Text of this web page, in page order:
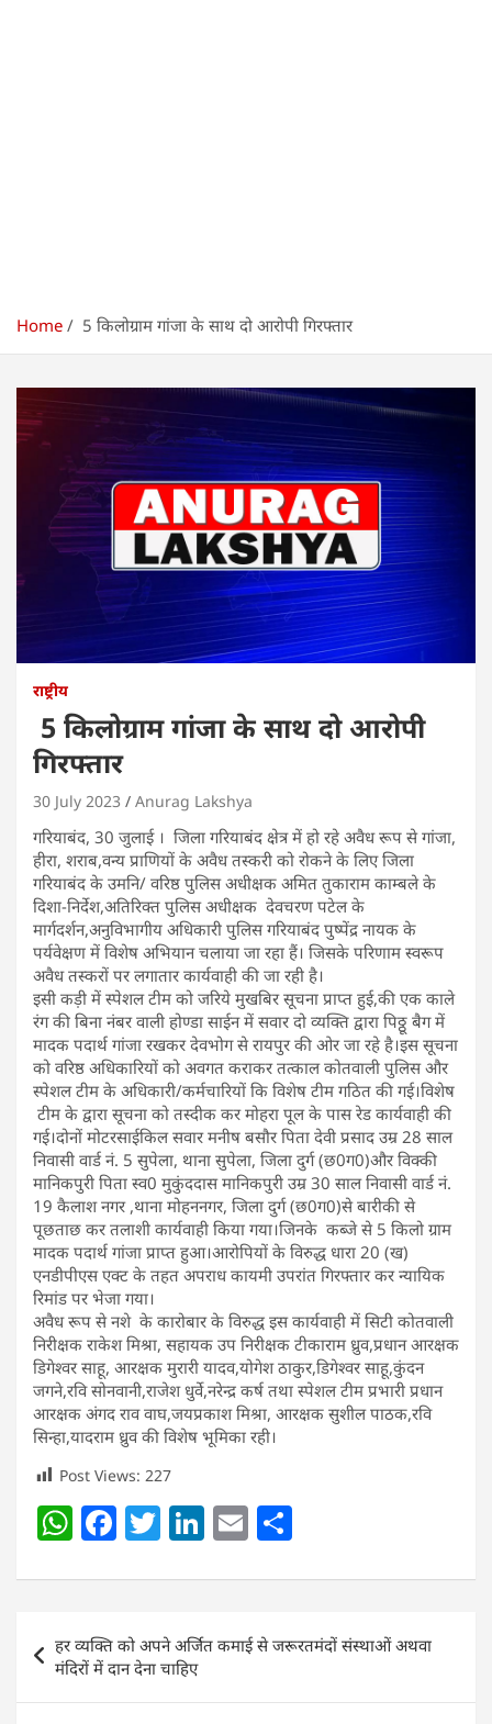
Home 5 किलोग्राम गांजा के साथ दो आरोपी गिरफ्तार
राष्ट्रीय
5 किलोग्राम गांजा के साथ दो आरोपी
गिरफ्तार
30 July 2023 Anurag Lakshya
गरियाबंद, 30 जुलाई । जिला गरियाबंद क्षेत्र में हो रहे अवैध रूप से गांजा,
हीरा, शराब,वन्य प्राणियों के अवैध तस्करी को रोकने के लिए जिला
गरियाबंद के उमनि/ वरिष्ठ पुलिस अधीक्षक अमित तुकाराम काम्बले के
दिशा-निर्देश,अतिरिक्त पुलिस अधीक्षक देवचरण पटेल के
मार्गदर्शन,अनुविभागीय अधिकारी पुलिस गरियाबंद पुष्पेंद्र नायक के
पर्यवेक्षण में विशेष अभियान चलाया जा रहा हैं। जिसके परिणाम स्वरूप
अवैध तस्करों पर लगातार कार्यवाही की जा रही है।
इसी कड़ी में स्पेशल टीम को जरिये मुखबिर सूचना प्राप्त हुई,की एक काले
रंग की बिना नंबर वाली होण्डा साईन में सवार दो व्यक्ति द्वारा पिठ्ठू बैग में
मादक पदार्थ गांजा रखकर देवभोग से रायपुर की ओर जा रहे है।इस सूचना
को वरिष्ठ अधिकारियों को अवगत कराकर तत्काल कोतवाली पुलिस और
स्पेशल टीम के अधिकारी/कर्मचारियों कि विशेष टीम गठित की गई।विशेष
टीम के द्वारा सूचना को तस्दीक कर मोहरा पूल के पास रेड कार्यवाही की
गई।दोनों मोटरसाईकिल सवार मनीष बसौर पिता देवी प्रसाद उम्र 28 साल
निवासी वार्ड नं. 5 सुपेला, थाना सुपेला, जिला दुर्ग (छ0ग0)और विक्की
मानिकपुरी पिता स्व0 मुकुंददास मानिकपुरी उम्र 30 साल निवासी वार्ड नं.
19 कैलाश नगर ,थाना मोहननगर, जिला दुर्ग (छ0ग0)से बारीकी से
पूछताछ कर तलाशी कार्यवाही किया गया।जिनके कब्जे से 5 किलो ग्राम
मादक पदार्थ गांजा प्राप्त हुआ।आरोपियों के विरुद्ध धारा 20 (ख)
एनडीपीएस एक्ट के तहत अपराध कायमी उपरांत गिरफ्तार कर न्यायिक
रिमांड पर भेजा गया।
अवैध रूप से नशे के कारोबार के विरुद्ध इस कार्यवाही में सिटी कोतवाली
निरीक्षक राकेश मिश्रा, सहायक उप निरीक्षक टीकाराम ध्रुव,प्रधान आरक्षक
डिगेश्वर साहू, आरक्षक मुरारी यादव,योगेश ठाकुर,डिगेश्वर साहू,कुंदन
जगने,रवि सोनवानी,राजेश धुर्वे,नरेन्द्र कर्ष तथा स्पेशल टीम प्रभारी प्रधान
आरक्षक अंगद राव वाघ,जयप्रकाश मिश्रा, आरक्षक सुशील पाठक,रवि
सिन्हा,यादराम ध्रुव की विशेष भूमिका रही।
Post Views: 227
W
at
s
A
p
F
c
e
b
o
T
itt
er
Li
k
e
dI
n
E
ai
l
ar
e
navigation
हर व्यक्ति को अपने अर्जित कमाई से जरूरतमंदों संस्थाओं अथवा
मंदिरों में दान देना चाहिए